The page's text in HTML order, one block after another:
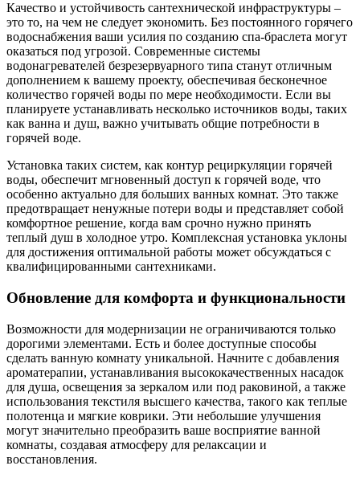
Качество и устойчивость сантехнической инфраструктуры –
это то, на чем не следует экономить. Без постоянного горячего
водоснабжения ваши усилия по созданию спа-браслета могут
оказаться под угрозой. Современные системы
водонагревателей безрезервуарного типа станут отличным
дополнением к вашему проекту, обеспечивая бесконечное
количество горячей воды по мере необходимости. Если вы
планируете устанавливать несколько источников воды, таких
как ванна и душ, важно учитывать общие потребности в
горячей воде.
Установка таких систем, как контур рециркуляции горячей
воды, обеспечит мгновенный доступ к горячей воде, что
особенно актуально для больших ванных комнат. Это также
предотвращает ненужные потери воды и представляет собой
комфортное решение, когда вам срочно нужно принять
теплый душ в холодное утро. Комплексная установка уклоны
для достижения оптимальной работы может обсуждаться с
квалифицированными сантехниками.
Обновление для комфорта и функциональности
Возможности для модернизации не ограничиваются только
дорогими элементами. Есть и более доступные способы
сделать ванную комнату уникальной. Начните с добавления
ароматерапии, устанавливания высококачественных насадок
для душа, освещения за зеркалом или под раковиной, а также
использования текстиля высшего качества, такого как теплые
полотенца и мягкие коврики. Эти небольшие улучшения
могут значительно преобразить ваше восприятие ванной
комнаты, создавая атмосферу для релаксации и
восстановления.